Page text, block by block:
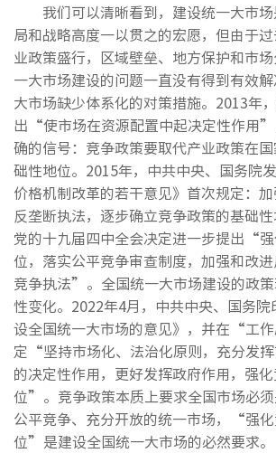
我们可以清晰看到，建设统一大市
局和战略高度一以贯之的宏愿，但由于
业政策盛行，区域壁垒、地方保护和市
一大市场建设的问题一直没有得到有效
大市场缺少体系化的对策措施。2013年
出“使市场在资源配置中起决定性作用
确的信号：竞争政策要取代产业政策在
础性地位。2015年，中共中央、国务院
价格机制改革的若干意见》首次规定：
反垄断执法，逐步确立竞争政策的基础性
党的十九届四中全会决定进一步提出“
位，落实公平竞争审查制度，加强和改
竞争执法”。全国统一大市场建设的政
性变化。2022年4月，中共中央、国务
设全国统一大市场的意见》，并在“工
定“坚持市场化、法治化原则，充分发
的决定性作用，更好发挥政府作用，强
位”。竞争政策本质上要求全国市场必须
公平竞争、充分开放的统一市场，“强
位”是建设全国统一大市场的必然要求。